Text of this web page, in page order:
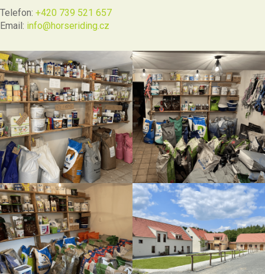
Telefon: +420 739 521 657
Email: info@horseriding.cz